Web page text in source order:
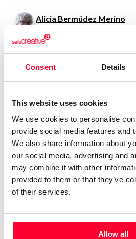
Consent Details
This website uses cookies
We use cookies to personalise
provide social media features and
We also share information about
our social media, advertising and
may combine it with other
provided to them or that they’ve
of their services.
Allow all
Alicia Bermúdez Merino
Send message
Escritora, porque la escritura es lo
siendo la escritura mi fuente de
estuviera dispuesta a avenirme a
o editor. Ni a comprometerme a
entrega a que deben ceñirse tantos
Literatura por encargo, como si el
un fabricante de
pensarlo.
No tengo formación académica.
Ah, que se me olvidaba explicar a